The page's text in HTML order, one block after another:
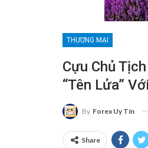
THƯƠNG MẠI
Cựu Chủ
“tên Lửa”
By Forex Uy Tín
Share